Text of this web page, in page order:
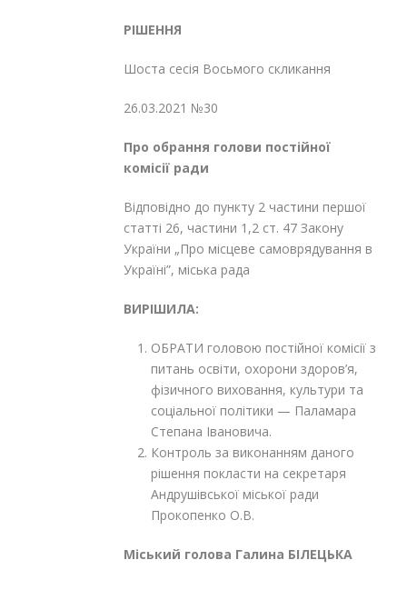
РІШЕННЯ
Шоста сесія Восьмого скликання
26.03.2021 №30
Про обрання голови постійної
комісії ради
Відповідно до пункту 2 частини першої
статті 26, частини 1,2 ст. 47 Закону
України „Про місцеве самоврядування в
Україні”, міська рада
ВИРІШИЛА:
ОБРАТИ головою постійної комісії з
питань освіти, охорони здоров’я,
фізичного виховання, культури та
соціальної політики — Паламара
Степана Івановича.
Контроль за виконанням даного
рішення покласти на секретаря
Андрушівської міської ради
Прокопенко О.В.
Міський голова Галина БІЛЕЦЬКА